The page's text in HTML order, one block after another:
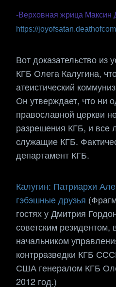
-Верховная жрица Максин
https://
Вот доказательство из
КГБ Олега Калугина,
атеистический
Он утверждает, что ни
православной церкви
разрешения КГБ, и все
служащие КГБ.
департамент КГБ.
Калугин: Патриархи
гэбэшные друзья
гостях у Дмитрия
советским
начальником
контрразведки КГБ
США генералом КГБ
2012 год.)